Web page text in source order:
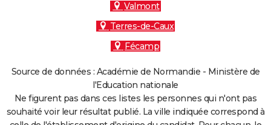
Valmont
Terres-de-Caux
Fécamp
Source de données : Académie de Normandie - Ministère de
l'Education nationale
Ne figurent pas dans ces listes les personnes qui n'ont pas
souhaité voir leur résultat publié. La ville indiquée correspond à